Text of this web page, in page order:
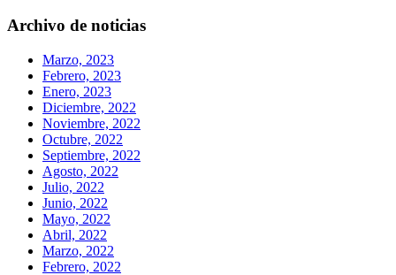
Archivo de noticias
Marzo, 2023
Febrero, 2023
Enero, 2023
Diciembre, 2022
Noviembre, 2022
Octubre, 2022
Septiembre, 2022
Agosto, 2022
Julio, 2022
Junio, 2022
Mayo, 2022
Abril, 2022
Marzo, 2022
Febrero, 2022